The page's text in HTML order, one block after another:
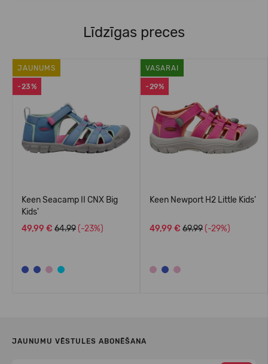
Līdzīgas preces
-23%
JAUNUMS
Keen Seacamp II CNX Big
Kids'
49,99 € 64.99 (-23%)
-29%
VASARAI
Keen Newport H2 Little Kids'
49,99 € 69.99 (-29%)
JAUNUMU VĒSTULES ABONĒŠANA